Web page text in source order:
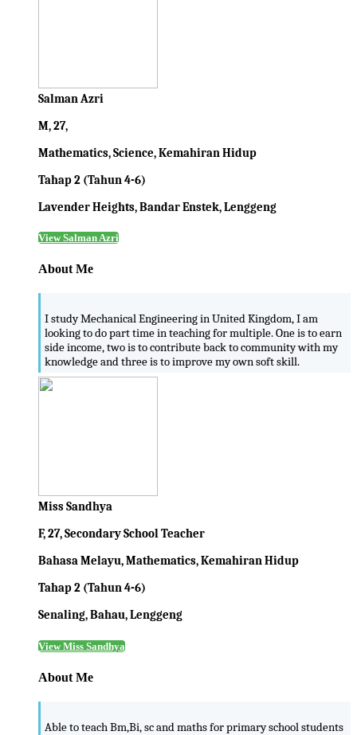
Salman Azri
M, 27,
Mathematics, Science, Kemahiran Hidup
Tahap 2 (Tahun 4-6)
Lavender Heights, Bandar Enstek, Lenggeng
View Salman Azri
About Me
I study Mechanical Engineering in United Kingdom, I am
looking to do part time in teaching for multiple. One is to earn
side income, two is to contribute back to community with my
knowledge and three is to improve my own soft skill.
Miss Sandhya
F, 27, Secondary School Teacher
Bahasa Melayu, Mathematics, Kemahiran Hidup
Tahap 2 (Tahun 4-6)
Senaling, Bahau, Lenggeng
View Miss Sandhya
About Me
Able to teach Bm,Bi, sc and maths for primary school students